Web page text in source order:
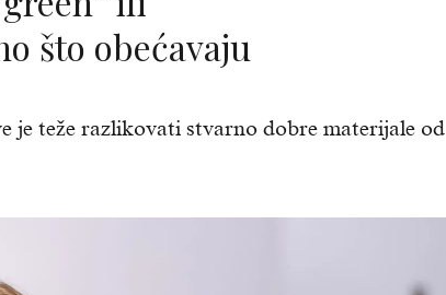
što obećavaju
je teže razlikovati stvarno dobre materijale od